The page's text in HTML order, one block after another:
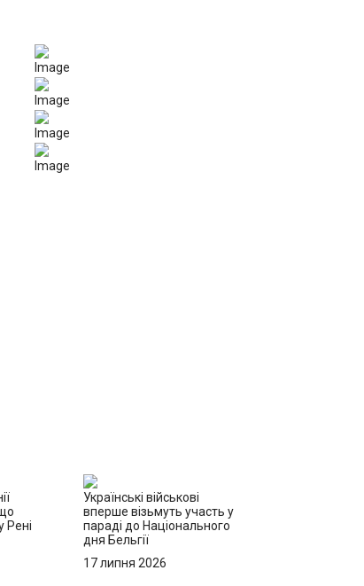
Рені
Українські військові
вперше візьмуть участь у
параді до Національного
дня Бельгії
17 липня 2026